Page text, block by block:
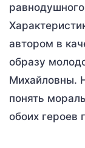
автором в
образу
Михайловны.
понять
обоих героев